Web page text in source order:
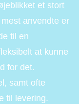
et stort
anvendte er
til en
at kunne
for det.
samt ofte
til levering.